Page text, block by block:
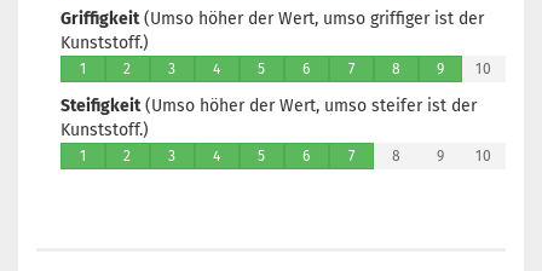
Griffigkeit(Umso höher der Wert, umso griffiger ist der
Kunststoff.)
1 2 3 4 5 6 7 8 9 10
Steifigkeit(Umso höher der Wert, umso steifer ist der
Kunststoff.)
1 2 3 4 5 6 7 8 9 10